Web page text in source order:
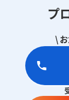
プ
\